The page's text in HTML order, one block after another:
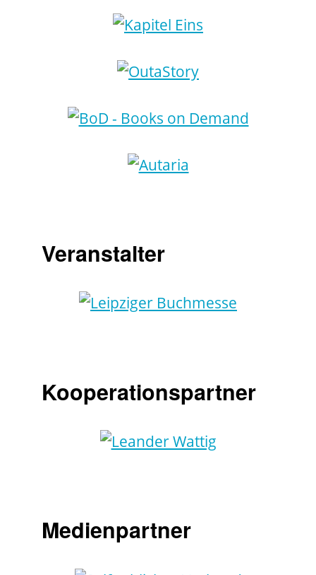
Veranstalter
Kooperationspartner
Medienpartner